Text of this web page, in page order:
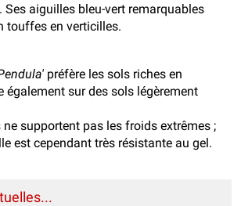
Ses aiguilles bleu-vert remarquables
touffes en verticilles.
préfère les sols riches en
également sur des sols légèrement
supportent pas les froids extrêmes ;
est cependant très résistante au gel.